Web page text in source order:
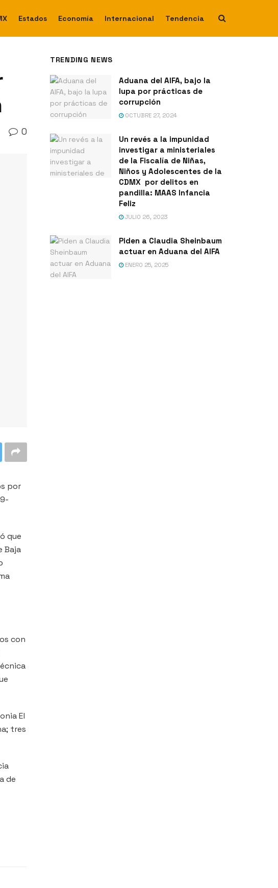
Estados Economía Internacional Tendencia
0
por
que
Baja
con
El
tres
de
TRENDING NEWS
Aduana del AIFA, bajo la
lupa por prácticas de
corrupción
OCTUBRE 27, 2024
Un revés a la impunidad
investigar a ministeriales
de la Fiscalía de Niñas,
Niños y Adolescentes de la
CDMX por delitos en
pandilla: MAAS Infancia
Feliz
JULIO 26, 2023
Piden a Claudia Sheinbaum
actuar en Aduana del AIFA
ENERO 25, 2025